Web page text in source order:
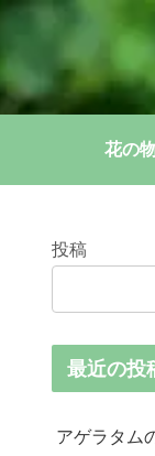
花の
投稿
最近の投
アゲラタム